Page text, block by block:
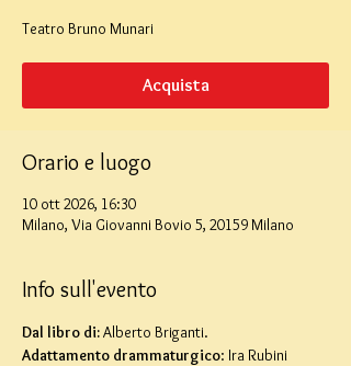
Teatro Bruno Munari
Acquista
Orario e luogo
10 ott 2026, 16:30
Milano, Via Giovanni Bovio 5, 20159 Milano
Info sull'evento
Dal libro di: Alberto Briganti.
Adattamento drammaturgico: Ira Rubini